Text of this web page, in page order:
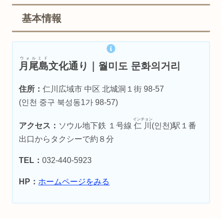
基本情報
月尾島
ウォルミド
文化通り｜월미도 문화의거리
住所：仁川広域市 中区 北城洞１街 98-57
(인천 중구 북성동1가 98-57)
アクセス： ソウル地下鉄 １号線仁川
インチョン
(인천)駅１番
出口からタクシーで約８分
TEL：032-440-5923
HP：ホームページをみる